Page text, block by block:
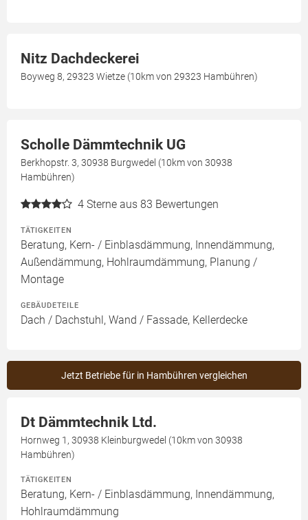
Nitz Dachdeckerei
Boyweg 8, 29323 Wietze (10km von 29323 Hambühren)
Scholle Dämmtechnik UG
Berkhopstr. 3, 30938 Burgwedel (10km von 30938
Hambühren)
4 Sterne aus 83 Bewertungen
TÄTIGKEITEN
Beratung, Kern- / Einblasdämmung, Innendämmung,
Außendämmung, Hohlraumdämmung, Planung /
Montage
GEBÄUDETEILE
Dach / Dachstuhl, Wand / Fassade, Kellerdecke
Jetzt Betriebe für in Hambühren vergleichen
Dt Dämmtechnik Ltd.
Hornweg 1, 30938 Kleinburgwedel (10km von 30938
Hambühren)
TÄTIGKEITEN
Beratung, Kern- / Einblasdämmung, Innendämmung,
Hohlraumdämmung